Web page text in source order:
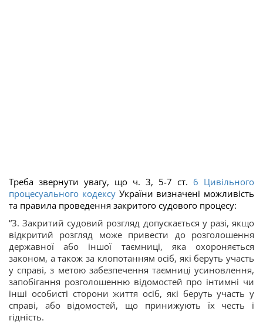
Треба звернути увагу, що ч. 3, 5-7 ст. 6 Цивільного
процесуального кодексуУкраїни визначені можливість
та правила проведення закритого судового процесу:
“3. Закритий судовий розгляд допускається у разі, якщо
відкритий розгляд може привести до розголошення
державної або іншої таємниці, яка охороняється
законом, а також за клопотанням осіб, які беруть участь
у справі, з метою забезпечення таємниці усиновлення,
запобігання розголошенню відомостей про інтимні чи
інші особисті сторони життя осіб, які беруть участь у
справі, або відомостей, що принижують їх честь і
гідність.